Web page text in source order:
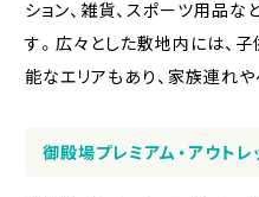
ション、雑貨、スポーツ用品
す。広々とした敷地内には、
能なエリアもあり、家族連れ
御殿場プレミアム・アウトレ